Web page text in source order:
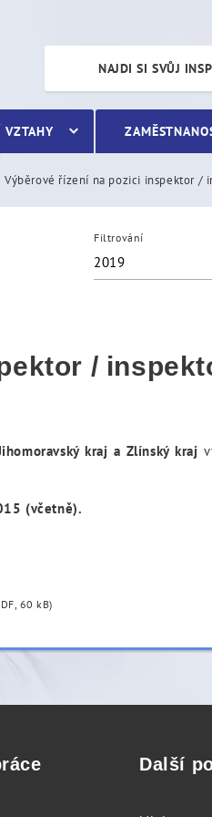
/
NAJDI SI SVŮJ
VZTAHY
Výběrové řízení na pozici inspektor /
Filtrování
2019
/
kraj a Zlínský kraj
(včetně).
60 kB)
Další